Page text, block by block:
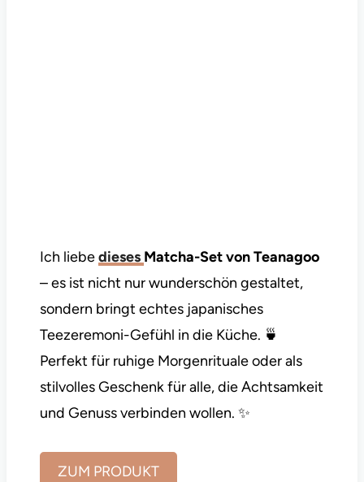
Ich liebedieses Matcha-Set von Teanagoo
– es ist nicht nur wunderschön gestaltet,
sondern bringt echtes japanisches
Teezeremoni-Gefühl in die Küche. 🍵
Perfekt für ruhige Morgenrituale oder als
stilvolles Geschenk für alle, die Achtsamkeit
und Genuss verbinden wollen. ✨
ZUM PRODUKT